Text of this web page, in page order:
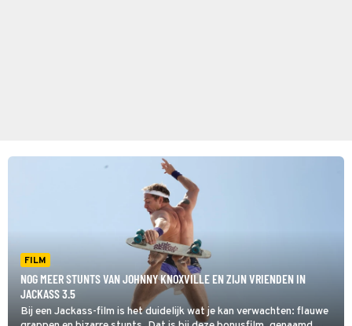
FILM
NOG MEER STUNTS VAN JOHNNY KNOXVILLE EN ZIJN VRIENDEN IN
JACKASS 3.5
Bij een Jackass-film is het duidelijk wat je kan verwachten: flauwe